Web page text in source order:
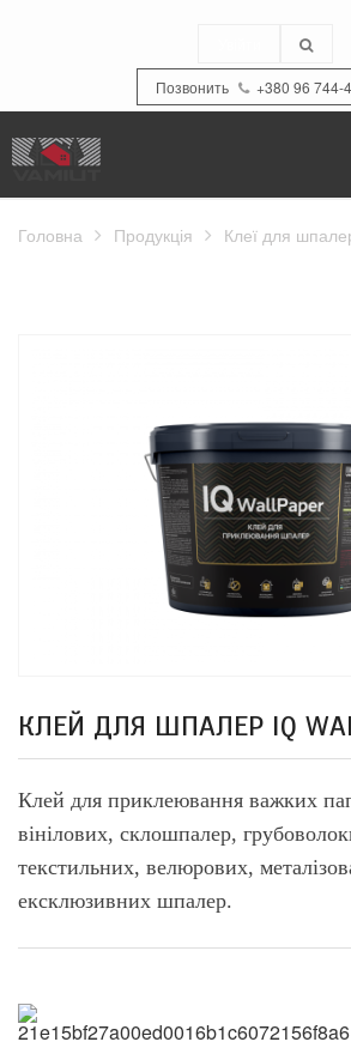
Позвонить +380 96 744-
Головна Продукція Клеї для
КЛЕЙ ДЛЯ ШПАЛЕР IQ
Клей для приклеювання важких
вінілових, склошпалер,
текстильних, велюрових,
ексклюзивних шпалер.